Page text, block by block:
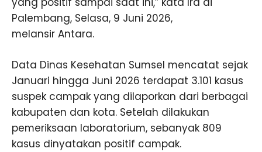
Palembang, Selasa, 9 Juni 2026,
melansir Antara.
Data Dinas Kesehatan Sumsel mencatat sejak
Januari hingga Juni 2026 terdapat 3.101 kasus
suspek campak yang dilaporkan dari berbagai
kabupaten dan kota. Setelah dilakukan
pemeriksaan laboratorium, sebanyak 809
kasus dinyatakan positif campak.